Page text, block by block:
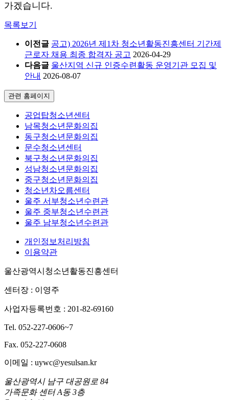
가겠습니다.
목록보기
이전글 공고) 2026년 제1차 청소년활동진흥센터 기간제
근로자 채용 최종 합격자 공고 2026-04-29
다음글 울산지역 신규 인증수련활동 운영기관 모집 및
안내 2026-08-07
관련 홈페이지
공업탑청소년센터
남목청소년문화의집
동구청소년문화의집
문수청소년센터
북구청소년문화의집
성남청소년문화의집
중구청소년문화의집
청소년차오름센터
울주 서부청소년수련관
울주 중부청소년수련관
울주 남부청소년수련관
개인정보처리방침
이용약관
울산광역시청소년활동진흥센터
센터장 : 이영주
사업자등록번호 : 201-82-69160
Tel. 052-227-0606~7
Fax. 052-227-0608
이메일 : uywc@yesulsan.kr
울산광역시 남구 대공원로 84
가족문화 센터 A동 3층